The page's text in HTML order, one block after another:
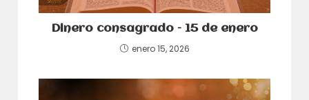
Dinero consagrado – 15 de enero
enero 15, 2026